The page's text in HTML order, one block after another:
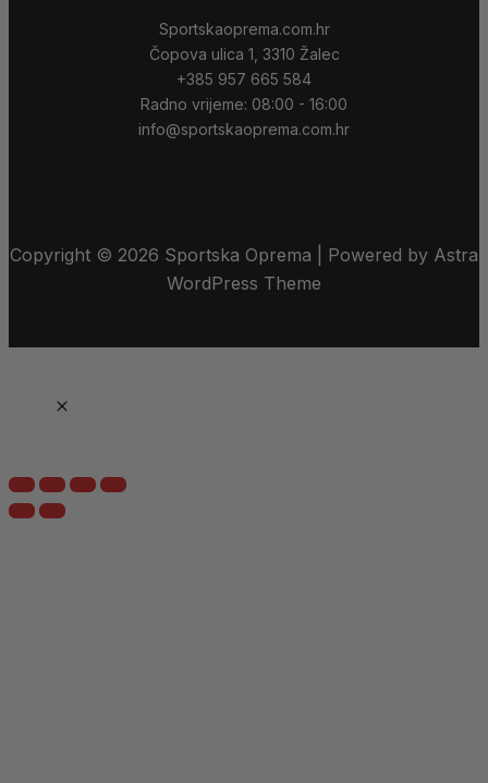
Sportskaoprema.com.hr
Čopova ulica 1, 3310 Žalec
+385 957 665 584
Radno vrijeme: 08:00 - 16:00
info@sportskaoprema.com.hr
Copyright © 2026 Sportska Oprema | Powered by Astra
WordPress Theme